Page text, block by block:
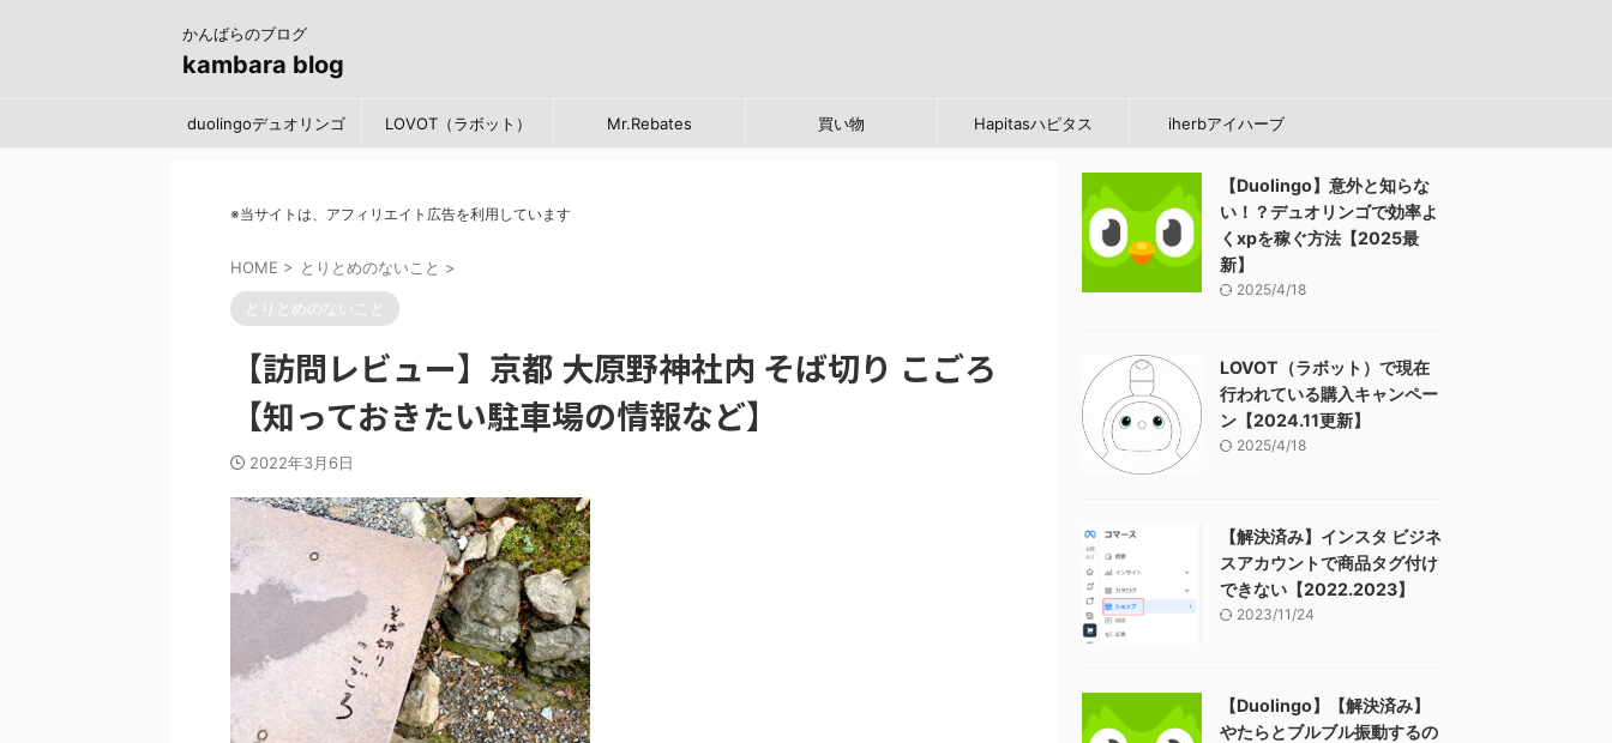
かんばらのブログ
kambara blog
duolingoデュオリンゴ LOVOT（ラボット） Mr.Rebates 買い物 Hapitasハピタス iherbアイハーブ
※当サイトは、アフィリエイト広告を利用しています
HOME > とりとめのないこと >
とりとめのないこと
【訪問レビュー】京都 大原野神社内 そば切り こごろ
【知っておきたい駐車場の情報など】
2022年3月6日
【Duolingo】意外と知らな
い！？デュオリンゴで効率よ
くxpを稼ぐ方法【2025最
新】
2025/4/18
LOVOT（ラボット）で現在
行われている購入キャンペー
ン【2024.11更新】
2025/4/18
【解決済み】インスタ ビジネ
スアカウントで商品タグ付け
できない【2022.2023】
2023/11/24
【Duolingo】【解決済み】
やたらとブルブル振動するの